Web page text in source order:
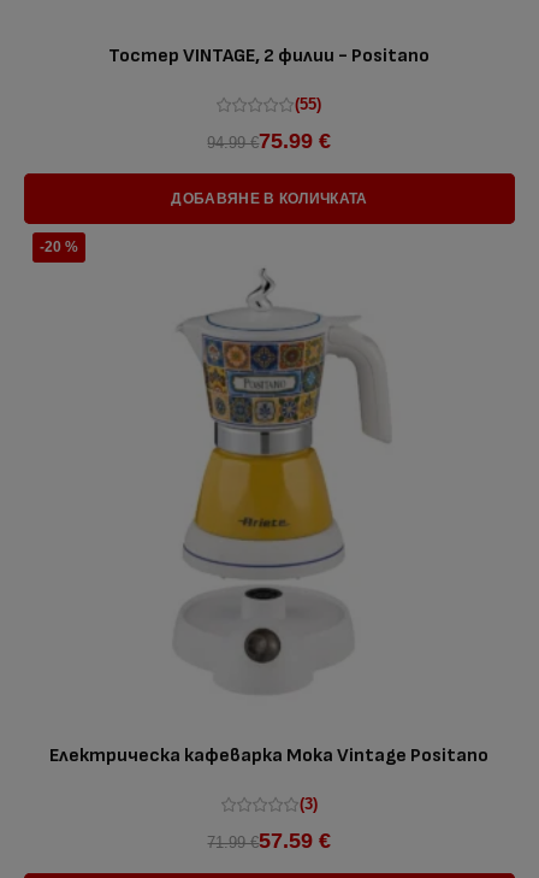
Тостер VINTAGE, 2 филии - Positano
(55)
94.99 €75.99 €
ДОБАВЯНЕ В КОЛИЧКАТА
-20 %
Електрическа кафеварка Moka Vintage Positano
(3)
71.99 €57.59 €